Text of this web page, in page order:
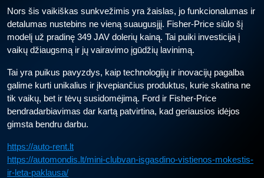
Nors šis vaikiškas sunkvežimis yra žaislas, jo funkcionalumas ir
detalumas nustebins ne vieną suaugusįjį. Fisher-Price siūlo šį
modelį už pradinę 349 JAV dolerių kainą. Tai puiki investicija į
vaikų džiaugsmą ir jų vairavimo įgūdžių lavinimą.
Tai yra puikus pavyzdys, kaip technologijų ir inovacijų pagalba
galime kurti unikalius ir įkvepiančius produktus, kurie skatina ne
tik vaikų, bet ir tėvų susidomėjimą. Ford ir Fisher-Price
bendradarbiavimas dar kartą patvirtina, kad geriausios idėjos
gimsta bendru darbu.
https://auto-rent.lt
https://automondis.lt/mini-clubvan-isgasdino-vistienos-mokestis-
ir-leta-paklausa/